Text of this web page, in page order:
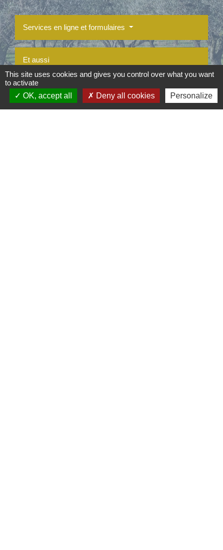
Services en ligne et formulaires
Et aussi
Déclaration et paiement de la TVA
Fiscalité
Impôt sur les sociétés (IS) : déclaration et paiement
This site uses cookies and gives you control over what you want
to activate
OK, accept all
Deny all cookies Personalize